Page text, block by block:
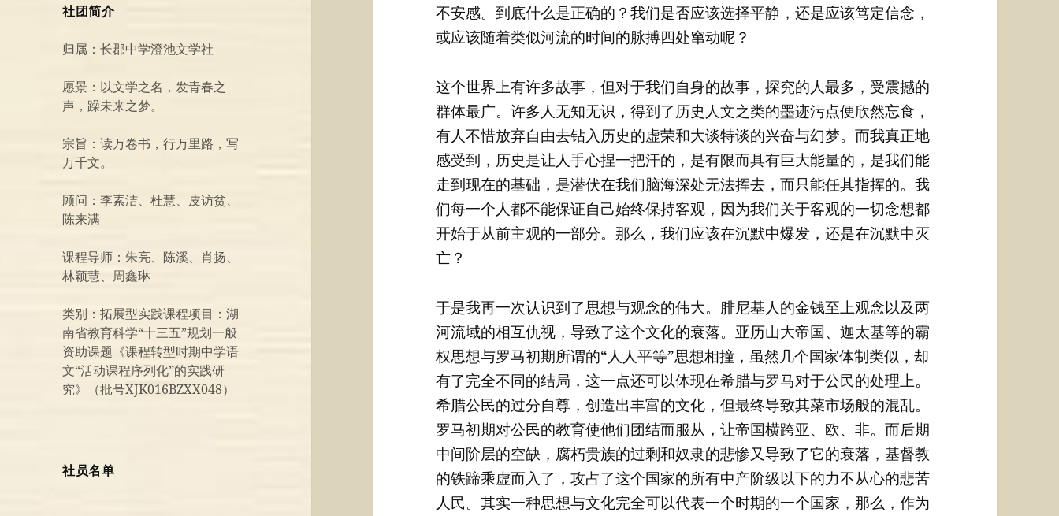
社团简介
归属：长郡中学澄池文学社
愿景：以文学之名，发青春之
声，躁未来之梦。
宗旨：读万卷书，行万里路，写
万千文。
顾问：李素洁、杜慧、皮访贫、
陈来满
课程导师：朱亮、陈溪、肖扬、
林颖慧、周鑫琳
类别：拓展型实践课程项目：湖
南省教育科学“十三五”规划一般
资助课题《课程转型时期中学语
文“活动课程序列化”的实践研
究》（批号XJK016BZXX048）
社员名单
不安感。到底什么是正确的？我们是否应该选择平静，还是应该笃定信念，
或应该随着类似河流的时间的脉搏四处窜动呢？
这个世界上有许多故事，但对于我们自身的故事，探究的人最多，受震撼的
群体最广。许多人无知无识，得到了历史人文之类的墨迹污点便欣然忘食，
有人不惜放弃自由去钻入历史的虚荣和大谈特谈的兴奋与幻梦。而我真正地
感受到，历史是让人手心捏一把汗的，是有限而具有巨大能量的，是我们能
走到现在的基础，是潜伏在我们脑海深处无法挥去，而只能任其指挥的。我
们每一个人都不能保证自己始终保持客观，因为我们关于客观的一切念想都
开始于从前主观的一部分。那么，我们应该在沉默中爆发，还是在沉默中灭
亡？
于是我再一次认识到了思想与观念的伟大。腓尼基人的金钱至上观念以及两
河流域的相互仇视，导致了这个文化的衰落。亚历山大帝国、迦太基等的霸
权思想与罗马初期所谓的“人人平等”思想相撞，虽然几个国家体制类似，却
有了完全不同的结局，这一点还可以体现在希腊与罗马对于公民的处理上。
希腊公民的过分自尊，创造出丰富的文化，但最终导致其菜市场般的混乱。
罗马初期对公民的教育使他们团结而服从，让帝国横跨亚、欧、非。而后期
中间阶层的空缺，腐朽贵族的过剩和奴隶的悲惨又导致了它的衰落，基督教
的铁蹄乘虚而入了，攻占了这个国家的所有中产阶级以下的力不从心的悲苦
人民。其实一种思想与文化完全可以代表一个时期的一个国家，那么，作为